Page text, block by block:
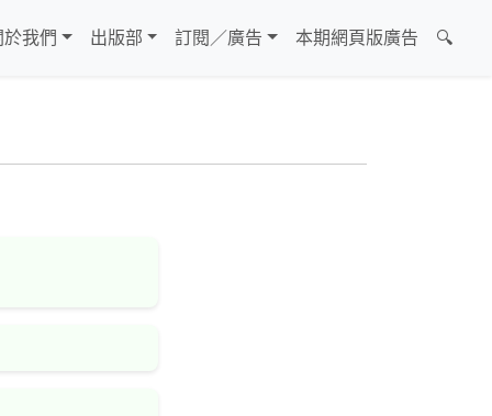
於我們 出版部 訂閱／廣告 本期網頁版廣告 🔍